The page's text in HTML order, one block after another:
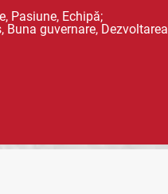
Pasiune, Echipă;
Buna guvernare, Dezvoltarea